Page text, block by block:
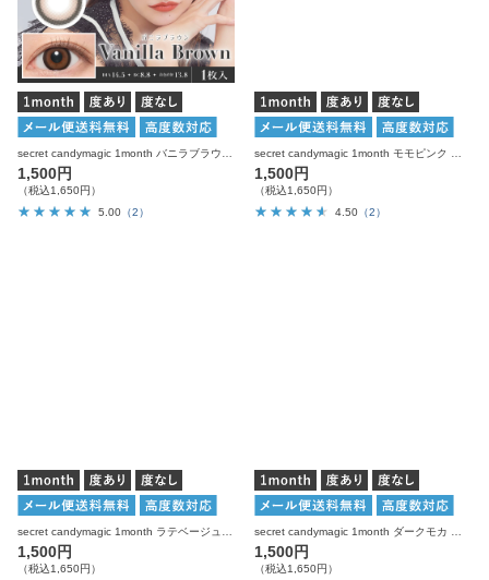
1,500円
（税込1,650円）
5.00 （2）
1,500円
（税込1,650円）
4.50 （2）
1,500円
（税込1,650円）
1,500円
（税込1,650円）